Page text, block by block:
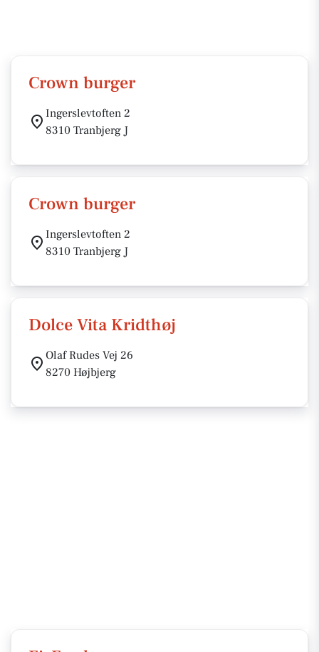
Crown burger
Ingerslevtoften 2
8310 Tranbjerg J
Crown burger
Ingerslevtoften 2
8310 Tranbjerg J
Dolce Vita Kridthøj
Olaf Rudes Vej 26
8270 Højbjerg